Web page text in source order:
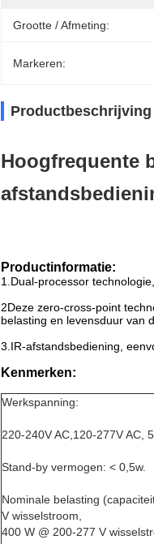
Grootte / Afmeting:
Markeren:
Productbeschrijving
Hoogfrequente
Productinformatie:
1.Dual-processor
2Deze zero-cross-point
belasting en levensduur van
3.IR-afstandsbediening,
Kenmerken:
Werkspanning:
220-240V AC,120-277V AC,
Stand-by vermogen: < 0,5w.
Nominale belasting
V wisselstroom,
400 W @ 200-277 V